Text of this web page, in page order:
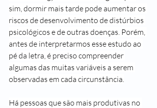
sim, dormir mais tarde pode aumentar os
riscos de desenvolvimento de distúrbios
psicológicos e de outras doenças. Porém,
antes de interpretarmos esse estudo ao
pé da letra, é preciso compreender
algumas das muitas variáveis a serem
observadas em cada circunstância.
Há pessoas que são mais produtivas no